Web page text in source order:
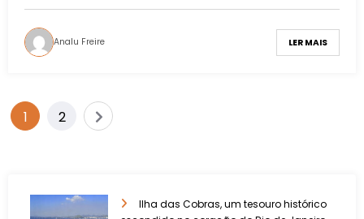
Analu Freire LER MAIS
1 2
Ilha das Cobras, um tesouro histórico